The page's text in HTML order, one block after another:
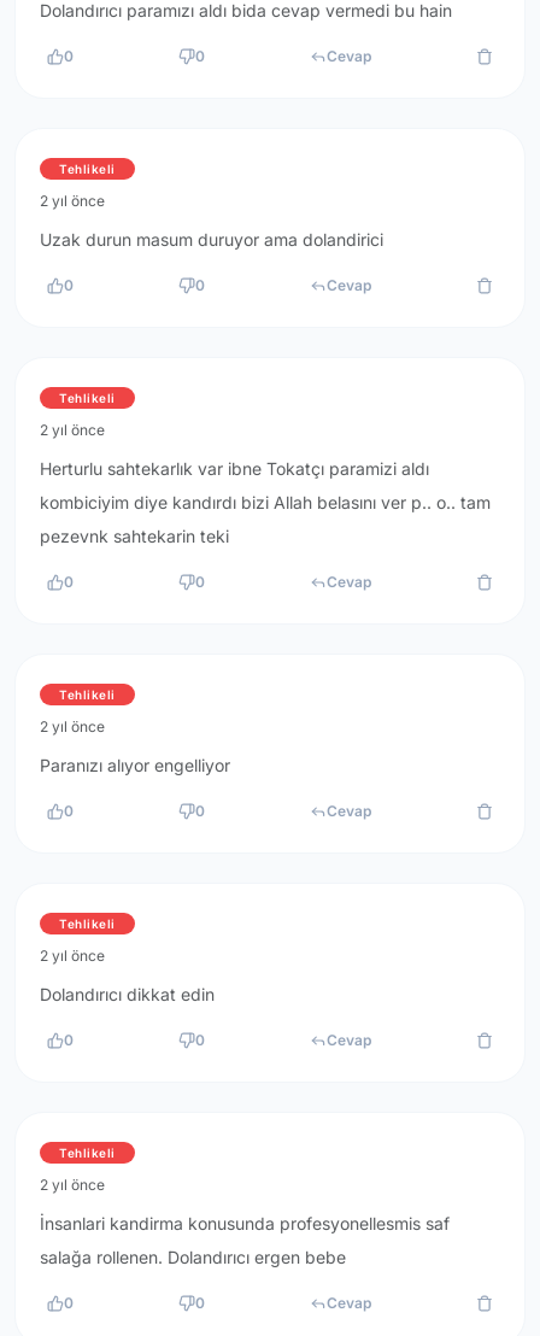
Dolandırıcı paramızı aldı bida cevap vermedi bu hain
0 0 Cevap
Tehlikeli
2 yıl önce
Uzak durun masum duruyor ama dolandirici
0 0 Cevap
Tehlikeli
2 yıl önce
Herturlu sahtekarlık var ibne Tokatçı paramizi aldı
kombiciyim diye kandırdı bizi Allah belasını ver p.. o.. tam
pezevnk sahtekarin teki
0 0 Cevap
Tehlikeli
2 yıl önce
Paranızı alıyor engelliyor
0 0 Cevap
Tehlikeli
2 yıl önce
Dolandırıcı dikkat edin
0 0 Cevap
Tehlikeli
2 yıl önce
İnsanlari kandirma konusunda profesyonellesmis saf
salağa rollenen. Dolandırıcı ergen bebe
0 0 Cevap